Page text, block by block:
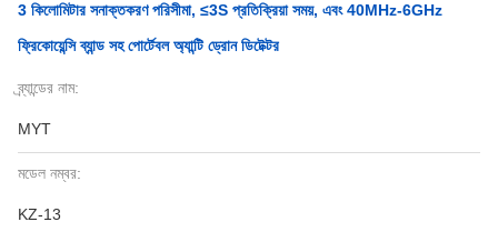
3 কিলোমিটার সনাক্তকরণ পরিসীমা, ≤3S প্রতিক্রিয়া সময়, এবং 40MHz-6GHz
ফ্রিকোয়েন্সি ব্যান্ড সহ পোর্টেবল অ্যান্টি ড্রোন ডিটেক্টর
ব্র্যান্ডের নাম:
MYT
মডেল নম্বর:
KZ-13